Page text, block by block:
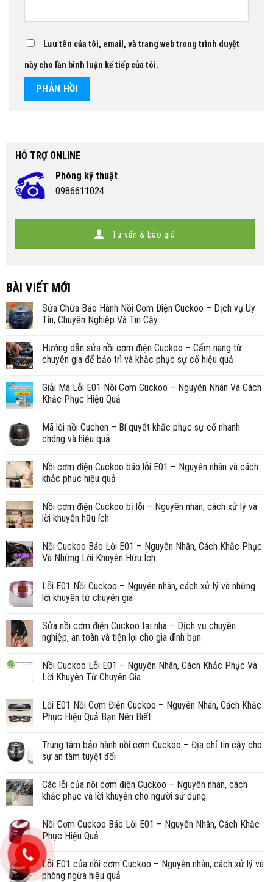
Lưu tên của tôi, email, và trang web trong trình duyệt
này cho lần bình luận kế tiếp của tôi.
HỖ TRỢ ONLINE
Phòng kỹ thuật
0986611024
Tư vấn & báo giá
BÀI VIẾT MỚI
Sửa Chữa Bảo Hành Nồi Cơm Điện Cuckoo – Dịch vụ Uy
Tín, Chuyên Nghiệp Và Tin Cậy
Hướng dẫn sửa nồi cơm điện Cuckoo – Cẩm nang từ
chuyên gia để bảo trì và khắc phục sự cố hiệu quả
Giải Mã Lỗi E01 Nồi Cơm Cuckoo – Nguyên Nhân Và Cách
Khắc Phục Hiệu Quả
Mã lỗi nồi Cuchen – Bí quyết khắc phục sự cố nhanh
chóng và hiệu quả
Nồi cơm điện Cuckoo báo lỗi E01 – Nguyên nhân và cách
khắc phục hiệu quả
Nồi cơm điện Cuckoo bị lỗi – Nguyên nhân, cách xử lý và
lời khuyên hữu ích
Nồi Cuckoo Báo Lỗi E01 – Nguyên Nhân, Cách Khắc Phục
Và Những Lời Khuyên Hữu Ích
Lỗi E01 Nồi Cuckoo – Nguyên nhân, cách xử lý và những
lời khuyên từ chuyên gia
Sửa nồi cơm điện Cuckoo tại nhà – Dịch vụ chuyên
nghiệp, an toàn và tiện lợi cho gia đình bạn
Nồi Cuckoo Lỗi E01 – Nguyên Nhân, Cách Khắc Phục Và
Lời Khuyên Từ Chuyên Gia
Lỗi E01 Nồi Cơm Điện Cuckoo – Nguyên Nhân, Cách Khắc
Phục Hiệu Quả Bạn Nên Biết
Trung tâm bảo hành nồi cơm Cuckoo – Địa chỉ tin cậy cho
sự an tâm tuyệt đối
Các lỗi của nồi cơm điện Cuckoo – Nguyên nhân, cách
khắc phục và lời khuyên cho người sử dụng
Nồi Cơm Cuckoo Báo Lỗi E01 – Nguyên Nhân, Cách Khắc
Phục Hiệu Quả
Lỗi E01 của nồi cơm Cuckoo – Nguyên nhân, cách xử lý và
phòng ngừa hiệu quả